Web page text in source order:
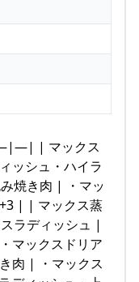
| マックス
ッシュ・ハイラ
焼き肉 | ・マッ
| | マックス蒸
ラディッシュ |
マックスドリア
肉 | ・マックス